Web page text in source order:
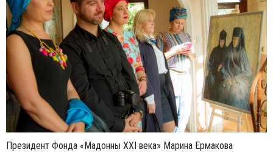
Президент Фонда «Мадонны XXI века» Марина Ермакова